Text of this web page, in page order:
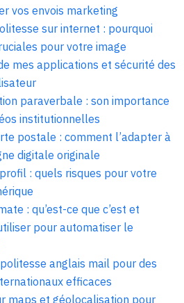
vos envois marketing
sur internet : pourquoi
pour votre image
mes applications et sécurité des
paraverbale : son importance
institutionnelles
postale : comment l’adapter à
digitale originale
: quels risques pour votre
: qu’est-ce que c’est et
pour automatiser le
anglais mail pour des
efficaces
maps et géolocalisation pour